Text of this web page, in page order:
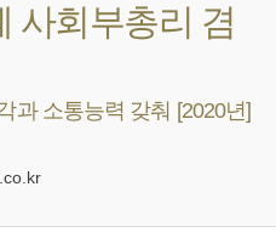
사회부총리 겸
과 소통능력 갖춰 [2020년]